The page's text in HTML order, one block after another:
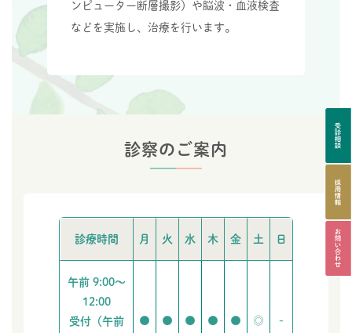
ンピューター断層撮影）や脳波・血液検査
などを実施し、治療を行います。
診察のご案内
診療時間 月 火 水 木 金 土 日
午前 9:00〜
12:00
受付（午前
● ● ● ● ● ◎ -